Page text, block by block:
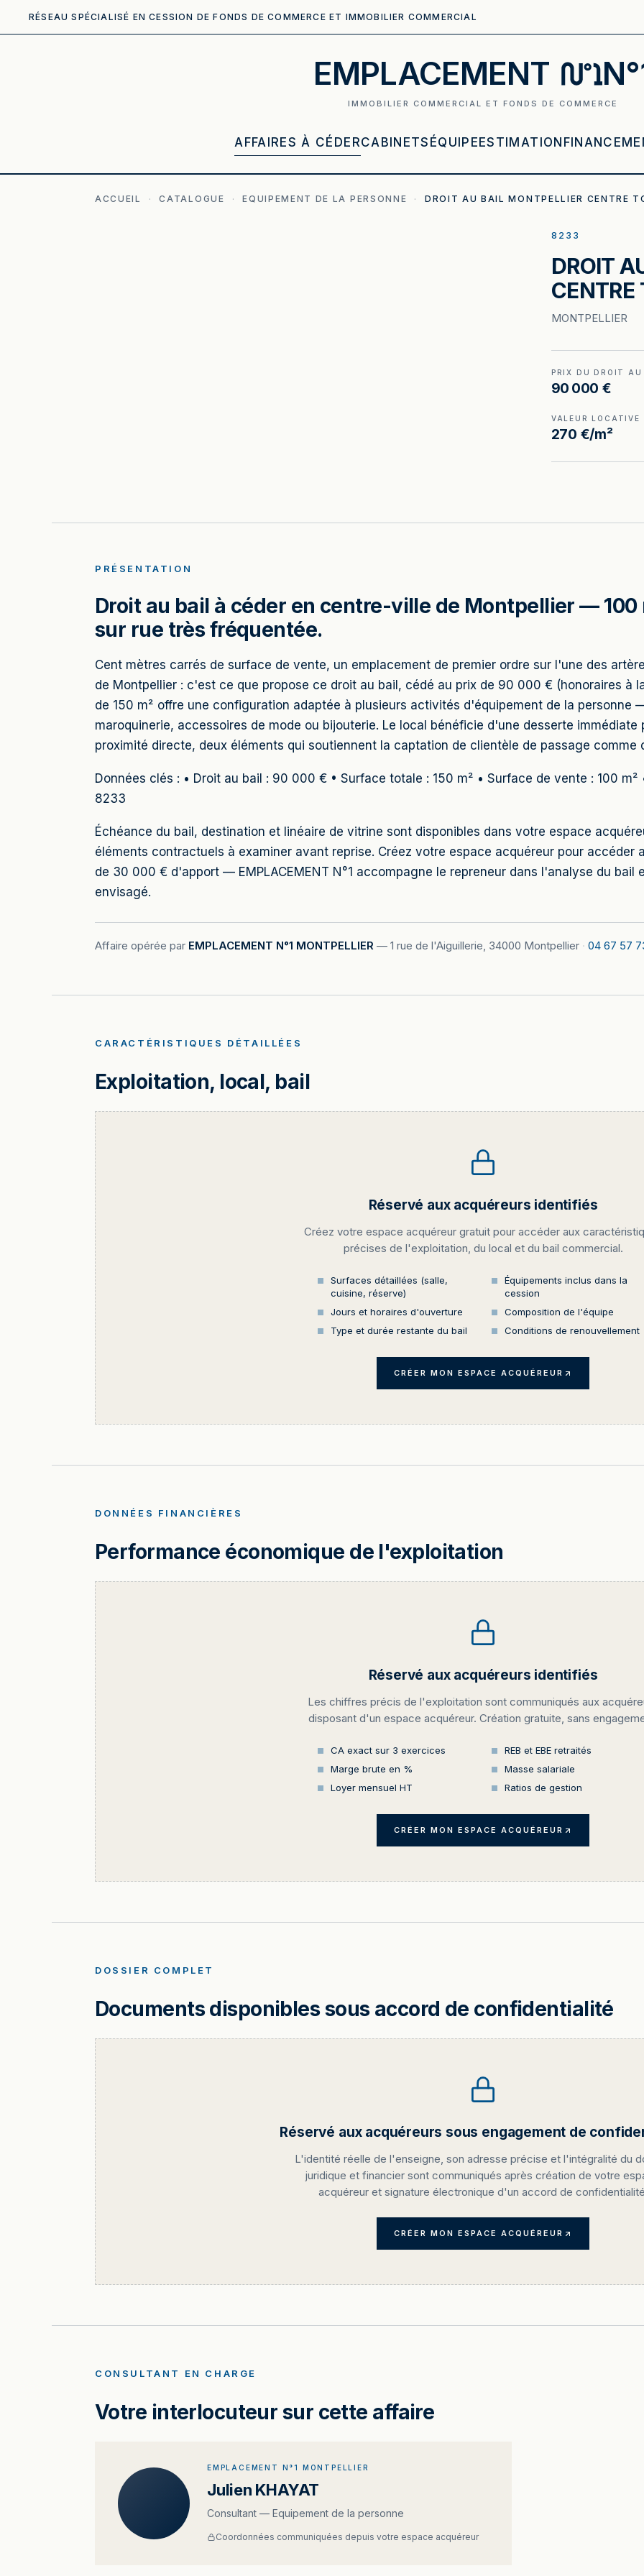
RÉSEAU SPÉCIALISÉ EN CESSION DE FONDS DE COMMERCE ET IMMOBILIER COMMERCIAL
EMPLACEMENT
IMMOBILIER COMMERCIAL ET FONDS DE COMMERCE
AFFAIRES À CÉDERCABINETS ÉQUIPE ESTIMATION
ACCUEIL · CATALOGUE · EQUIPEMENT DE LA PERSONNE · DROIT AU BAIL MONTPELLIER CENTRE
8233
DROIT
CENTRE
MONTPELLIER
PRIX DU DROIT
90 000 €
VALEUR LOCATIVE
270 €/m²
PRÉSENTATION
Droit au bail à céder en centre-ville de Montpellier — 100
sur rue très fréquentée.
Cent mètres carrés de surface de vente, un emplacement de premier ordre sur l'une des
de Montpellier : c'est ce que propose ce droit au bail, cédé au prix de 90 000 € (honoraires à
de 150 m² offre une configuration adaptée à plusieurs activités d'équipement de la personne
maroquinerie, accessoires de mode ou bijouterie. Le local bénéficie d'une desserte
proximité directe, deux éléments qui soutiennent la captation de clientèle de passage comme
Données clés : • Droit au bail : 90 000 € • Surface totale : 150 m² • Surface de vente : 100
8233
Échéance du bail, destination et linéaire de vitrine sont disponibles dans votre espace
éléments contractuels à examiner avant reprise. Créez votre espace acquéreur pour accéder
de 30 000 € d'apport — EMPLACEMENT N°1 accompagne le repreneur dans l'analyse du
envisagé.
Affaire opérée par EMPLACEMENT N°1 MONTPELLIER — 1 rue de l'Aiguillerie, 34000 Montpellier · 04 67 57
CARACTÉRISTIQUES DÉTAILLÉES
Exploitation, local, bail
Réservé aux acquéreurs identifiés
Créez votre espace acquéreur gratuit pour accéder aux
précises de l'exploitation, du local et du bail commercial.
Surfaces détaillées (salle,
cuisine, réserve)
Équipements inclus dans la
cession
Jours et horaires d'ouverture
Composition de l'équipe
Type et durée restante du bail
Conditions de renouvellement
CRÉER MON ESPACE ACQUÉREUR
DONNÉES FINANCIÈRES
Performance économique de l'exploitation
Réservé aux acquéreurs identifiés
Les chiffres précis de l'exploitation sont communiqués aux
disposant d'un espace acquéreur. Création gratuite, sans
CA exact sur 3 exercices
REB et EBE retraités
Marge brute en %
Masse salariale
Loyer mensuel HT
Ratios de gestion
CRÉER MON ESPACE ACQUÉREUR
DOSSIER COMPLET
Documents disponibles sous accord de confidentialité
Réservé aux acquéreurs sous engagement de
L'identité réelle de l'enseigne, son adresse précise et l'intégralité du
juridique et financier sont communiqués après création de votre
acquéreur et signature électronique d'un accord de
CRÉER MON ESPACE ACQUÉREUR
CONSULTANT EN CHARGE
Votre interlocuteur sur cette affaire
EMPLACEMENT N°1 MONTPELLIER
Julien KHAYAT
Consultant — Equipement de la personne
Coordonnées communiquées depuis votre espace acquéreur